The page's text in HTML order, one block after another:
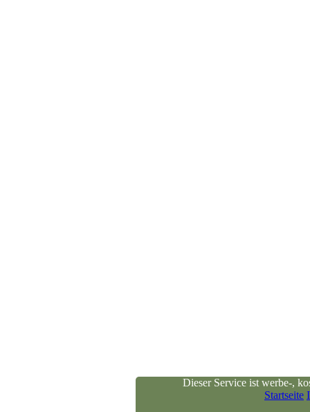
Dieser Service ist werbe-,
Startseite